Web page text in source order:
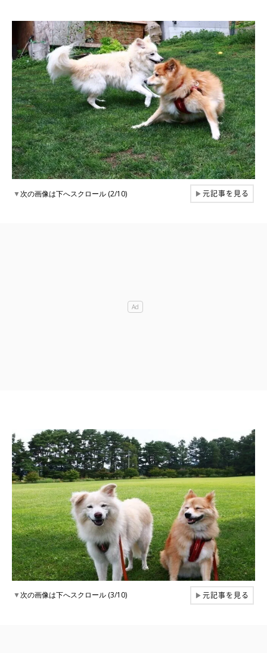
▼次の画像は下へスクロール (2/10) ▶元記事を見る
▼次の画像は下へスクロール (3/10) ▶元記事を見る